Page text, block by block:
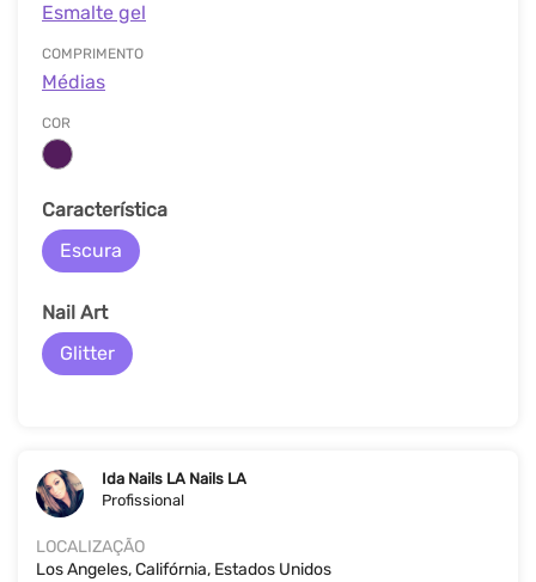
Esmalte gel
COMPRIMENTO
Médias
COR
Característica
Escura
Nail Art
Glitter
Ida Nails LA Nails LA
Profissional
LOCALIZAÇÃO
Los Angeles, Califórnia, Estados Unidos